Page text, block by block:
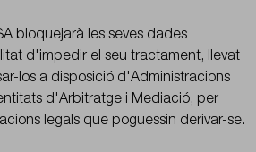
bloquejarà les seves dades
d'impedir el seu tractament, llevat
los a disposició d'Administracions
d'Arbitratge i Mediació, per
legals que poguessin derivar-se.